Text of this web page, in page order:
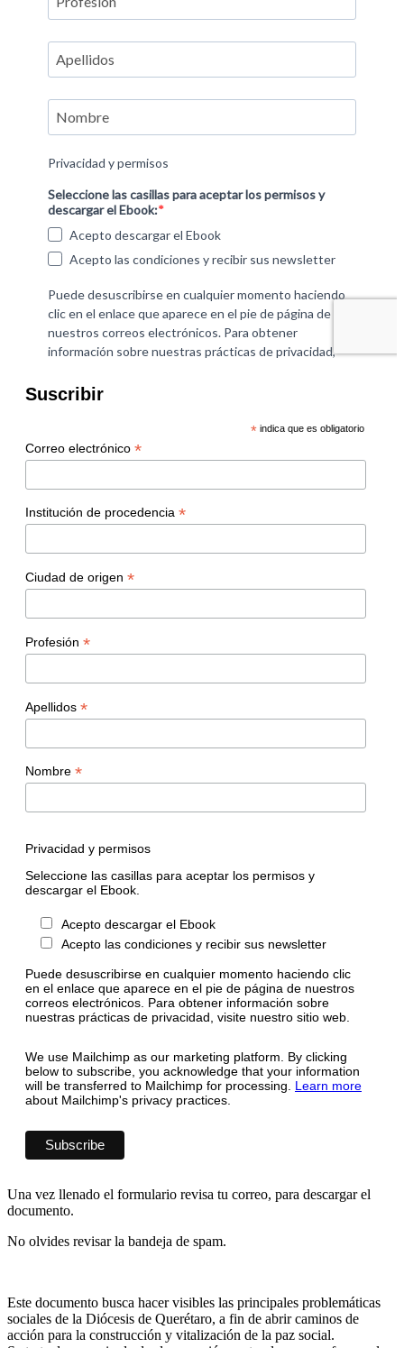
Suscribir
* indica que es obligatorio
Correo electrónico *
Institución de procedencia *
Ciudad de origen *
Profesión *
Apellidos *
Nombre *
Privacidad y permisos
Seleccione las casillas para aceptar los permisos y
descargar el Ebook.
Acepto descargar el Ebook
Acepto las condiciones y recibir sus newsletter
Puede desuscribirse en cualquier momento haciendo clic
en el enlace que aparece en el pie de página de nuestros
correos electrónicos. Para obtener información sobre
nuestras prácticas de privacidad, visite nuestro sitio web.
We use Mailchimp as our marketing platform. By clicking
below to subscribe, you acknowledge that your information
will be transferred to Mailchimp for processing. Learn more
about Mailchimp's privacy practices.
Una vez llenado el formulario revisa tu correo, para descargar el
documento.
No olvides revisar la bandeja de spam.
Este documento busca hacer visibles las principales problemáticas
sociales de la Diócesis de Querétaro, a fin de abrir caminos de
acción para la construcción y vitalización de la paz social.